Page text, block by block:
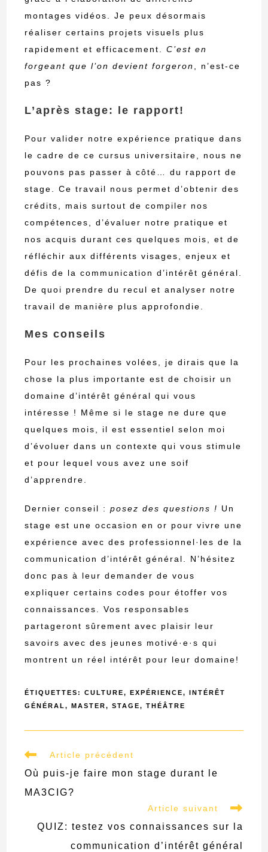
montages vidéos. Je peux désormais
réaliser certains projets visuels plus
rapidement et efficacement.C’est en
forgeant que l’on devient forgeron, n’est-ce
pas ?
L’après stage: le rapport!
Pour valider notre expérience pratique dans
le cadre de ce cursus universitaire, nous ne
pouvons pas passer à côté… du rapport de
stage. Ce travail nous permet d’obtenir des
crédits, mais surtout de compiler nos
compétences, d’évaluer notre pratique et
nos acquis durant ces quelques mois, et de
réfléchir aux différents visages, enjeux et
défis de la communication d’intérêt général.
De quoi prendre du recul et analyser notre
travail de manière plus approfondie.
Mes conseils
Pour les prochaines volées, je dirais que la
chose la plus importante est de choisir un
domaine d’intérêt général qui vous
intéresse ! Même si le stage ne dure que
quelques mois, il est essentiel selon moi
d’évoluer dans un contexte qui vous stimule
et pour lequel vous avez une soif
d’apprendre.
Dernier conseil :posez des questions ! Un
stage est une occasion en or pour vivre une
expérience avec des professionnel·les de la
communication d’intérêt général. N’hésitez
donc pas à leur demander de vous
expliquer certains codes pour étoffer vos
connaissances. Vos responsables
partageront sûrement avec plaisir leur
savoirs avec des jeunes motivé·e·s qui
montrent un réel intérêt pour leur domaine!
ÉTIQUETTES :CULTURE, EXPÉRIENCE,
INTÉRÊT
GÉNÉRAL, MASTER, STAGE, THÉÂTRE
Read
articles
Article précédent
Où puis-je faire mon stage durant le
MA3CIG?
Article suivant
QUIZ: testez vos connaissances sur la
communication d’intérêt général